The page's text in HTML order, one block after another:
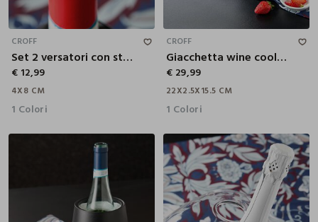
4X8 CM
CROFF
Set 2 versatori con stopper
€ 12,99
4X8 CM
1 Colori
CROFF
Giacchetta wine cooler per vino
€ 29,99
22X2.5X15.5 CM
1 Colori